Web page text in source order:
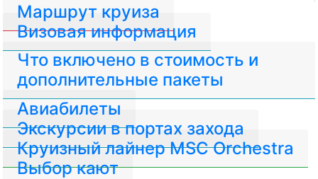
Маршрут круиза
Визовая информация
Авиабилеты
Что включено в стоимость и
дополнительные пакеты
Экскурсии в портах захода
Круизный лайнер MSC Orchestra
Выбор кают